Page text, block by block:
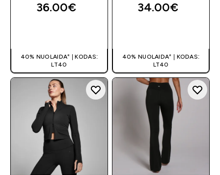
36.00€‎
40% NUOLAIDA* | KODAS:
LT40
34.00€‎
40% NUOLAIDA* | KODAS:
LT40